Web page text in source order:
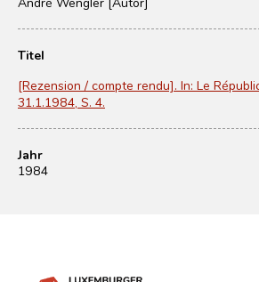
Titel
[Rezension / compte rendu]. In: Le
31.1.1984, S. 4.
Jahr
1984